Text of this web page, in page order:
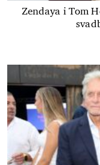
Zendaya i Tom